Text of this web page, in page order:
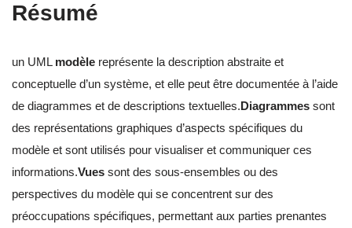
Résumé
un UML modèle représente la description abstraite et
conceptuelle d’un système, et elle peut être documentée à l’aide
de diagrammes et de descriptions textuelles.Diagrammes sont
des représentations graphiques d’aspects spécifiques du
modèle et sont utilisés pour visualiser et communiquer ces
informations.Vues sont des sous-ensembles ou des
perspectives du modèle qui se concentrent sur des
préoccupations spécifiques, permettant aux parties prenantes